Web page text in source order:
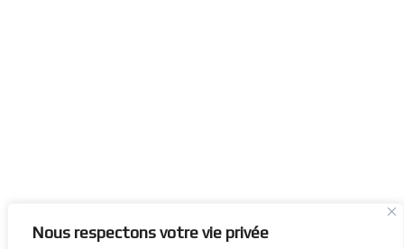
Nous respectons votre vie privée